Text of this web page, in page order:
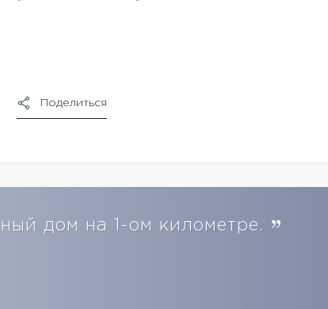
Поделиться
дом на 1-ом километре.